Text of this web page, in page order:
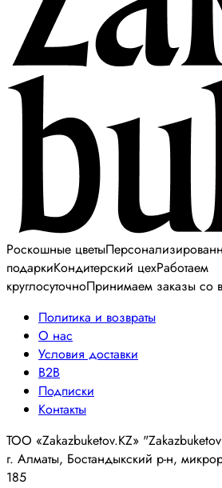
Роскошные цветы
подаркиКондитерский цехРаботаем
круглосуточноПринимаем заказы со
Политика и возвраты
О нас
Условия доставки
B2B
Подписки
Контакты
ТОО «Zakazbuketov.KZ»
г. Алматы, Бостандыкский р-н,
185